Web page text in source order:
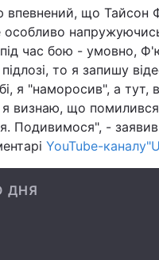
Думки
Вакансії
впевнений, що Тайсон
особливо
під час бою - умовно,
то я запишу
я "наморосив", а тут,
я визнаю, що
Подивимося", -
YouTube-
ДНЯ